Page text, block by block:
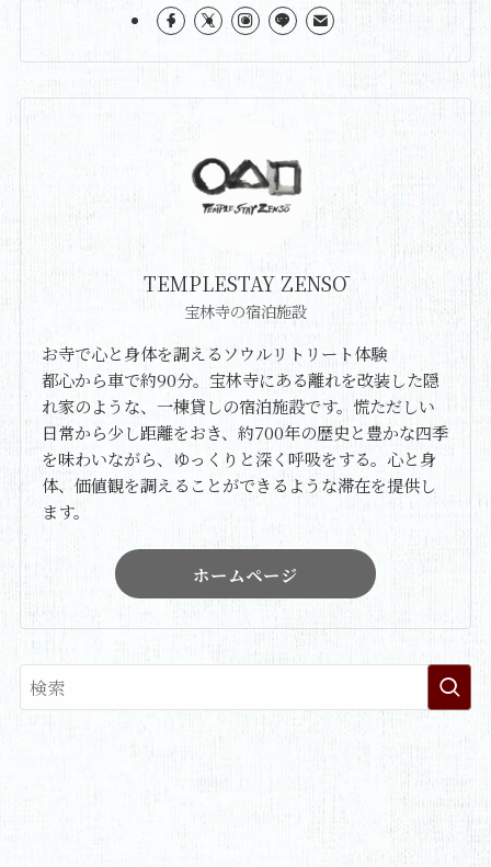
TEMPLESTAY ZENSŌ
宝林寺の宿泊施設
お寺で心と身体を調えるソウルリトリート体験
都心から車で約90分。宝林寺にある離れを改装した隠
れ家のような、一棟貸しの宿泊施設です。慌ただしい
日常から少し距離をおき、約700年の歴史と豊かな四季
を味わいながら、ゆっくりと深く呼吸をする。心と身
体、価値観を調えることができるような滞在を提供し
ます。
ホームページ